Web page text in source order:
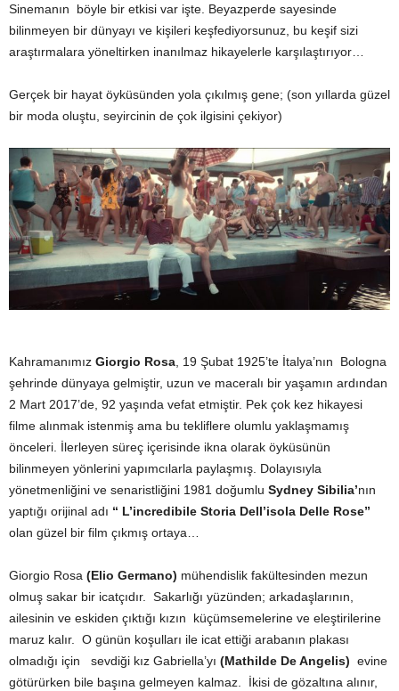
Sinemanın böyle bir etkisi var işte. Beyazperde sayesinde
bilinmeyen bir dünyayı ve kişileri keşfediyorsunuz, bu keşif sizi
araştırmalara yöneltirken inanılmaz hikayelerle karşılaştırıyor…
Gerçek bir hayat öyküsünden yola çıkılmış gene; (son yıllarda güzel
bir moda oluştu, seyircinin de çok ilgisini çekiyor)
Kahramanımız Giorgio Rosa , 19 Şubat 1925’te İtalya’nın Bologna
şehrinde dünyaya gelmiştir, uzun ve maceralı bir yaşamın ardından
2 Mart 2017’de, 92 yaşında vefat etmiştir. Pek çok kez hikayesi
filme alınmak istenmiş ama bu tekliflere olumlu yaklaşmamış
önceleri. İlerleyen süreç içerisinde ikna olarak öyküsünün
bilinmeyen yönlerini yapımcılarla paylaşmış. Dolayısıyla
yönetmenliğini ve senaristliğini 1981 doğumlu Sydney Sibilia’nın
yaptığı orijinal adı “ L’incredibile Storia Dell’isola Delle Rose”
olan güzel bir film çıkmış ortaya…
Giorgio Rosa (Elio Germano) mühendislik fakültesinden mezun
olmuş sakar bir icatçıdır. Sakarlığı yüzünden; arkadaşlarının,
ailesinin ve eskiden çıktığı kızın küçümsemelerine ve eleştirilerine
maruz kalır. O günün koşulları ile icat ettiği arabanın plakası
olmadığı için sevdiği kız Gabriella’yı (Mathilde De Angelis) evine
götürürken bile başına gelmeyen kalmaz. İkisi de gözaltına alınır,